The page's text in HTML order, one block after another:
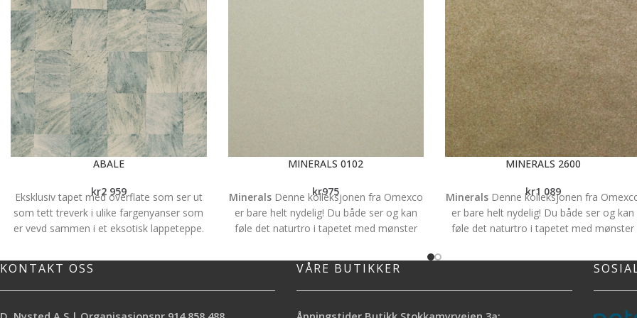
ABALE
kr2 959
Eksklusiv tapet med overflate som ser ut
som tett treverk i ulike fargenyanser som
er vevd sammen i et eksotisk lappeteppe.
tropisk tre i Afrikas regnskoger. Tapetet er
fra den franske produsenten
Abale er en vinyltapet og er derfor vaskbar
MINERALS 0102
kr975
Minerals Denne kolleksjonen fra Omexco
er bare helt nydelig! Du både ser og kan
føle det naturtro i tapetet med mønster
skimmereffekt og gir et unikt preg på
veggene i ethvert interiør. Vi sier bare -
WOW!! Tapetet selges metervis og har en
MINERALS 2600
kr1 089
Minerals Denne kolleksjonen fra
er bare helt nydelig! Du både ser og kan
føle det naturtro i tapetet med mønster
skimmereffekt og gir et unikt preg på
veggene i ethvert interiør. Vi sier bare -
WOW!! Tapetet selges metervis og har
KONTAKT OSS VÅRE BUTIKKER